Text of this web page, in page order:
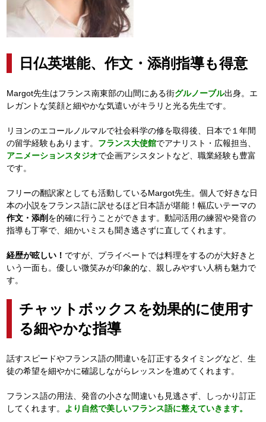
日仏英堪能、作文・添削指導も得意
Margot先生はフランス南東部の山間にある街グルノーブル出身。エ
レガントな笑顔と細やかな気遣いがキラリと光る先生です。
リヨンのエコールノルマルで社会科学の修を取得後、日本で１年間
の留学経験もあります。 フランス大使館でアナリスト・広報担当、
アニメーションスタジオで企画アシスタントなど、職業経験も豊富
です。
フリーの翻訳家としても活動しているMargot先生。個人で好きな日
本の小説をフランス語に訳せるほど日本語が堪能！幅広いテーマの
作文・添削 を的確に行うことができます。動詞活用の練習や発音の
指導も丁寧で、細かいミスも聞き逃さずに直してくれます。
経歴が眩しい！ ですが、プライベートでは料理をするのが大好きと
いう一面も。優しい微笑みが印象的な、親しみやすい人柄も魅力で
す。
チャットボックスを効果的に使用す
る細やかな指導
話すスピードやフランス語の間違いを訂正するタイミングなど、生
徒の希望を細やかに確認しながらレッスンを進めてくれます。
フランス語の用法、発音の小さな間違いも見逃さず、しっかり訂正
してくれます。
より自然で美しいフランス語に整えていきます。